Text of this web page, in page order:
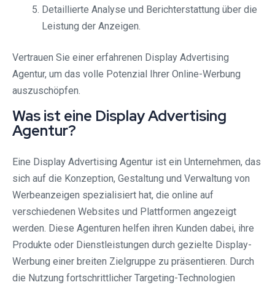
Detaillierte Analyse und Berichterstattung über die
Leistung der Anzeigen.
Vertrauen Sie einer erfahrenen Display Advertising
Agentur, um das volle Potenzial Ihrer Online-Werbung
auszuschöpfen.
Was ist eine Display Advertising
Agentur?
Eine Display Advertising Agentur ist ein Unternehmen, das
sich auf die Konzeption, Gestaltung und Verwaltung von
Werbeanzeigen spezialisiert hat, die online auf
verschiedenen Websites und Plattformen angezeigt
werden. Diese Agenturen helfen ihren Kunden dabei, ihre
Produkte oder Dienstleistungen durch gezielte Display-
Werbung einer breiten Zielgruppe zu präsentieren. Durch
die Nutzung fortschrittlicher Targeting-Technologien